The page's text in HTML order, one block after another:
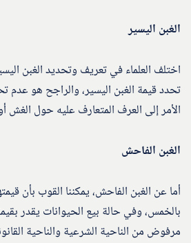
الغبن اليسير
اختلف العلماء في تعريف وتحديد الغبن
تحدد قيمة الغبن اليسير، والراجح هو عدم
الأمر إلى العرف المتعارف عليه حول الغش
الغبن الفاحش
أما عن الغبن الفاحش، يمكننا القوب بأن
بالخمس، وفي حالة بيع الحيوانات يقدر
مرفوض من الناحية الشرعية والناحية